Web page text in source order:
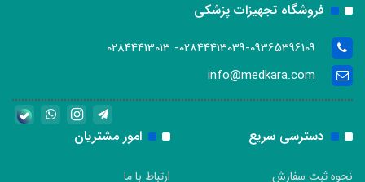
فروشگاه تجهیزات پزشکی
02844413039-09365396109- 02844413013
info@medkara.com
دسترسی سریع
نحوه ثبت سفارش
امور مشتریان
ارتباط با ما